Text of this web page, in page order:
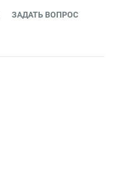
ЗАДАТЬ ВОПРОС